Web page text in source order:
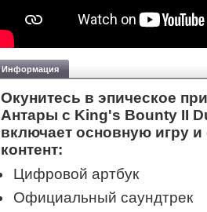
Информация
Окунитесь в эпическое
Антары с King's Bounty II
включает основную игру
контент:
Цифровой артбук
Официальный саундтрек